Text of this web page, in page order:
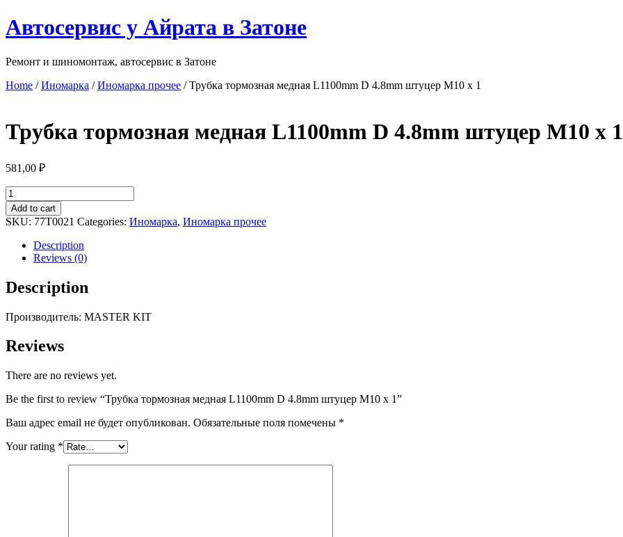
Перейти
к
Автосервис у Айрата в Затоне
Ремонт и шиномонтаж, автосервис в Затоне
Home /Иномарка /Иномарка прочее / Трубка тормозная медная L1100mm D 4.8mm штуцер M10 x 1
Трубка тормозная медная L1100mm D 4.8mm штуцер M10 x 1
581,00 ₽
Трубка
тормозная
медная
L1100mm
4.8mm
штуцер
M10
x
quantity
Add to cart
SKU: 77T0021 Categories: Иномарка, Иномарка прочее
Description
Reviews (0)
Description
Производитель: MASTER KIT
Reviews
There are no reviews yet.
Be the first to review “Трубка тормозная медная L1100mm D 4.8mm штуцер M10 x 1”
Ваш адрес email не будет опубликован. Обязательные поля помечены *
Your rating *